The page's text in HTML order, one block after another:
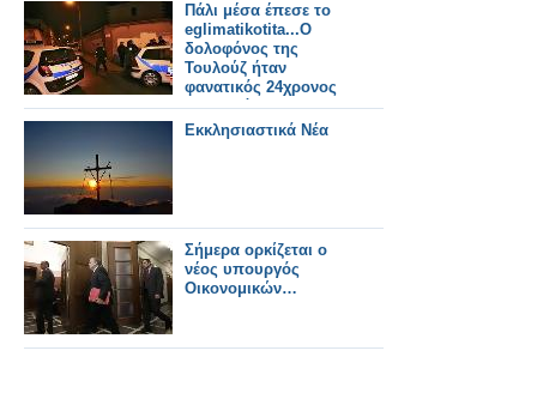
Πάλι μέσα έπεσε το
eglimatikotita...Ο
δολοφόνος της
Τουλούζ ήταν
φανατικός 24χρονος
Αλγερινός
ισλαμιστής..και όχι
ακροδεξιός όπως τον
Εκκλησιαστικά Νέα
Σήμερα ορκίζεται ο
νέος υπουργός
Οικονομικών…